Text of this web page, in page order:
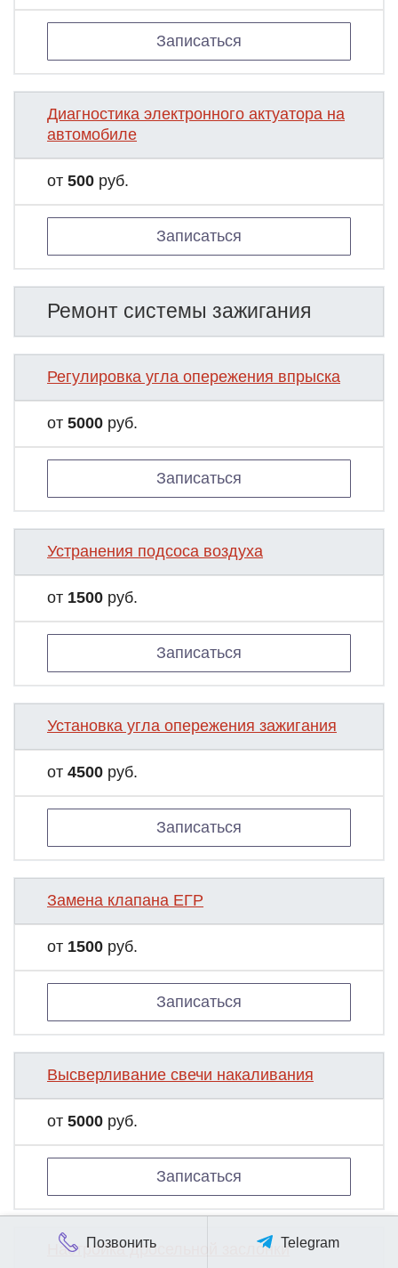
Записаться
Диагностика электронного актуатора на
автомобиле
от 500 руб.
Записаться
Ремонт системы зажигания
Регулировка угла опережения впрыска
от 5000 руб.
Записаться
Устранения подсоса воздуха
от 1500 руб.
Записаться
Установка угла опережения зажигания
от 4500 руб.
Записаться
Замена клапана ЕГР
от 1500 руб.
Записаться
Высверливание свечи накаливания
от 5000 руб.
Записаться
Настройка дросельной заслонки
Позвонить Telegram